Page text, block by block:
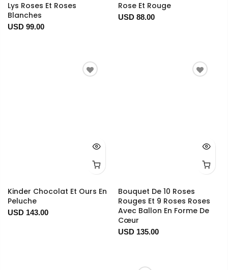
Lys Roses Et Roses
Blanches
USD 99.00
Rose Et Rouge
USD 88.00
Kinder Chocolat Et Ours En
Peluche
USD 143.00
Bouquet De 10 Roses
Rouges Et 9 Roses Roses
Avec Ballon En Forme De
Cœur
USD 135.00